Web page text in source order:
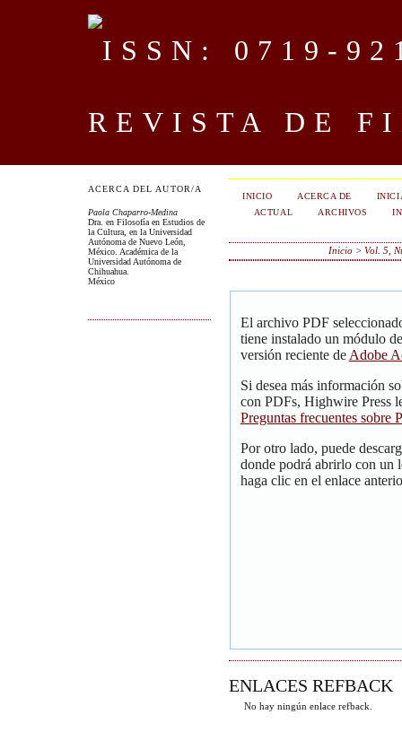
REVISTA DE
ACERCA DEL AUTOR/A
Paola Chaparro-Medina
Dra. en Filosofía en Estudios de
la Cultura, en la Universidad
Autónoma de Nuevo León,
México. Académica de la
Universidad Autónoma de
Chihuahua.
México
INICIO ACERCA DE
ACTUAL
ARCHIVOS
Inicio> Vol. 5,
El archivo PDF
tiene instalado un módulo
versión reciente de Adobe
Si desea más información
con PDFs, Highwire Press
Preguntas frecuentes sobre
Por otro lado, puede
donde podrá abrirlo con un
haga clic en el enlace
ENLACES REFBACK
No hay ningún enlace refback.